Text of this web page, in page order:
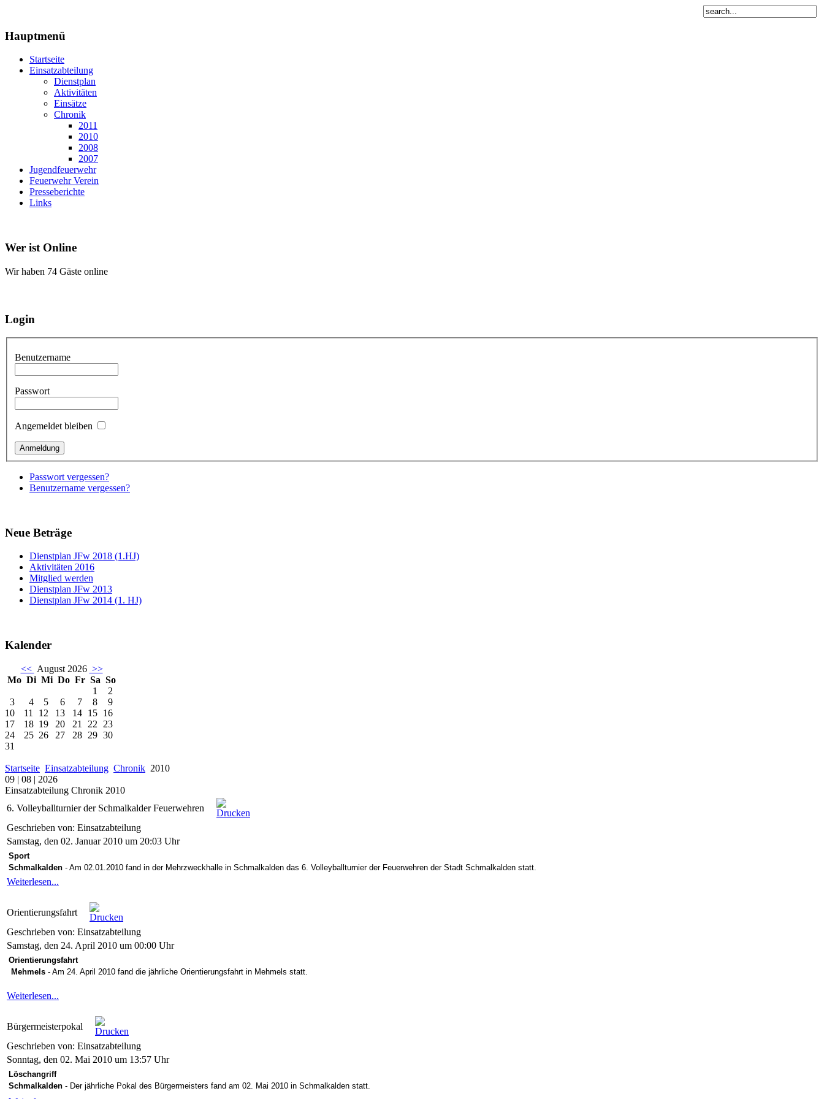
Hauptmenü
Startseite
Einsatzabteilung
Dienstplan
Aktivitäten
Einsätze
Chronik
2011
2010
2008
2007
Jugendfeuerwehr
Feuerwehr Verein
Presseberichte
Links
Wer ist Online
Wir haben 74 Gäste online
Login
Benutzername
Passwort
Angemeldet bleiben
Passwort vergessen?
Benutzername vergessen?
Neue Beträge
Dienstplan JFw 2018 (1.HJ)
Aktivitäten 2016
Mitglied werden
Dienstplan JFw 2013
Dienstplan JFw 2014 (1. HJ)
Kalender
<< August 2026 >>
Mo Di Mi Do Fr Sa So
1
2
3
4 5 6 7 8
9
10
11 12 13 14 15 16
17
18 19 20 21 22
23
24
25 26 27 28 29 30
31
Startseite Einsatzabteilung Chronik 2010
09 | 08 | 2026
Einsatzabteilung Chronik 2010
6. Volleyballturnier der Schmalkalder Feuerwehren
Geschrieben von: Einsatzabteilung
Samstag, den 02. Januar 2010 um 20:03 Uhr
Sport
Schmalkalden - Am 02.01.2010 fand in der Mehrzweckhalle in Schmalkalden das 6. Volleyballturnier der Feuerwehren der Stadt Schmalkalden statt.
Weiterlesen...
Orientierungsfahrt
Geschrieben von: Einsatzabteilung
Samstag, den 24. April 2010 um 00:00 Uhr
Orientierungsfahrt
Mehmels - Am 24. April 2010 fand die jährliche Orientierungsfahrt in Mehmels statt.
Weiterlesen...
Bürgermeisterpokal
Geschrieben von: Einsatzabteilung
Sonntag, den 02. Mai 2010 um 13:57 Uhr
Löschangriff
Schmalkalden - Der jährliche Pokal des Bürgermeisters fand am 02. Mai 2010 in Schmalkalden statt.